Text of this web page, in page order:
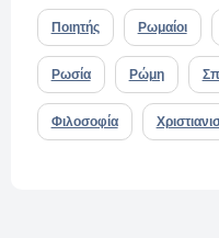
Ποιητής Ρωμαίοι
Ρωσία Ρώμη
Φιλοσοφία